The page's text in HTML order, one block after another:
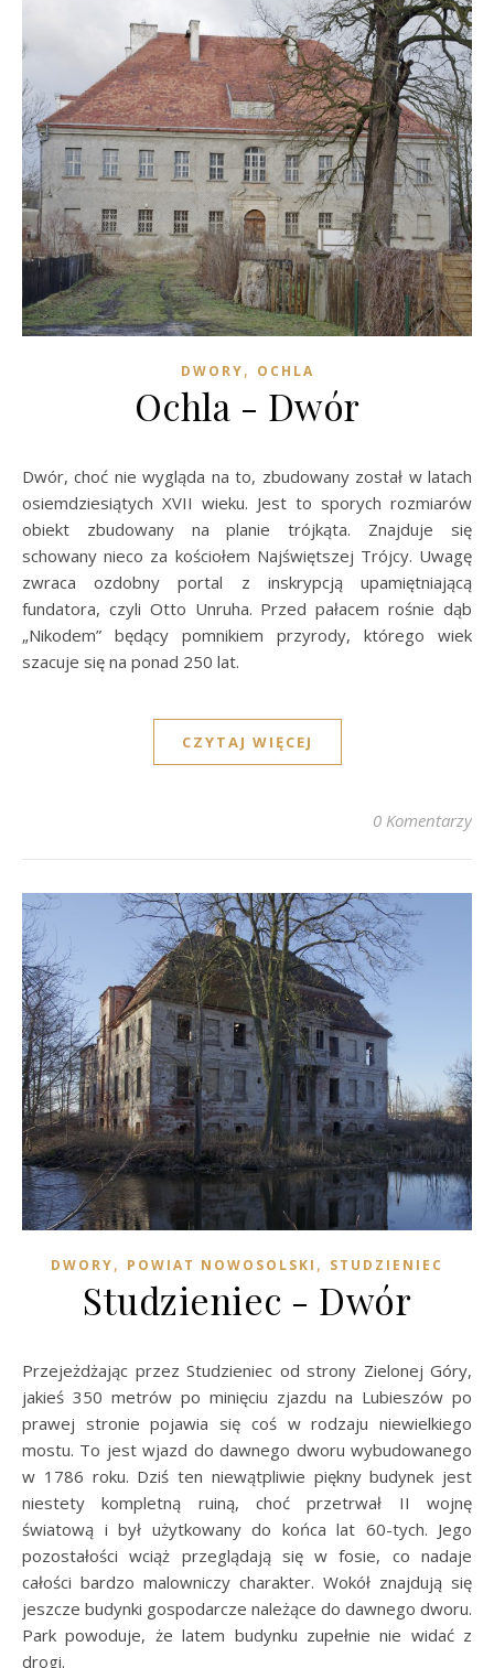
DWORY, OCHLA
Ochla - Dwór
Dwór, choć nie wygląda na to, zbudowany został w latach
osiemdziesiątych XVII wieku. Jest to sporych rozmiarów
obiekt zbudowany na planie trójkąta. Znajduje się
schowany nieco za kościołem Najświętszej Trójcy. Uwagę
zwraca ozdobny portal z inskrypcją upamiętniającą
fundatora, czyli Otto Unruha. Przed pałacem rośnie dąb
„Nikodem” będący pomnikiem przyrody, którego wiek
szacuje się na ponad 250 lat.
CZYTAJ WIĘCEJ
0 Komentarzy
DWORY, POWIAT NOWOSOLSKI , STUDZIENIEC
Studzieniec - Dwór
Przejeżdżając przez Studzieniec od strony Zielonej Góry,
jakieś 350 metrów po minięciu zjazdu na Lubieszów po
prawej stronie pojawia się coś w rodzaju niewielkiego
mostu. To jest wjazd do dawnego dworu wybudowanego
w 1786 roku. Dziś ten niewątpliwie piękny budynek jest
niestety kompletną ruiną, choć przetrwał II wojnę
światową i był użytkowany do końca lat 60-tych. Jego
pozostałości wciąż przeglądają się w fosie, co nadaje
całości bardzo malowniczy charakter. Wokół znajdują się
jeszcze budynki gospodarcze należące do dawnego dworu.
Park powoduje, że latem budynku zupełnie nie widać z
drogi.